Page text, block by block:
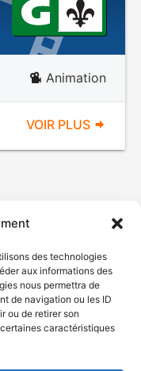
des technologies
aux informations des
nous permettra de
de navigation ou les ID
ou de retirer son
caractéristiques
Animation
VOIR PLUS